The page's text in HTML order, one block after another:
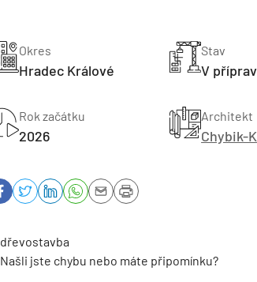
Okres
Hradec Králové
Stav
V
Rok začátku
2026
Architekt
Chybik-
dřevostavba
Našli jste chybu nebo máte připomínku?